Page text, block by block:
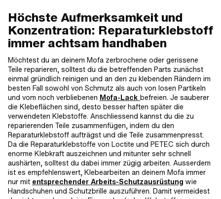
Höchste Aufmerksamkeit und
Konzentration: Reparaturklebstoff
immer achtsam handhaben
Möchtest du an deinem Mofa zerbrochene oder gerissene
Teile reparieren, solltest du die betreffenden Parts zunächst
einmal gründlich reinigen und an den zu klebenden Rändern im
besten Fall sowohl von Schmutz als auch von losen Partikeln
und vom noch verbliebenen Mofa-Lack befreien. Je sauberer
die Klebeflächen sind, desto besser haften später die
verwendeten Klebstoffe. Anschliessend kannst du die zu
reparierenden Teile zusammenfügen, indem du den
Reparaturklebstoff aufträgst und die Teile zusammenpresst.
Da die Reparaturklebstoffe von Loctite und PETEC sich durch
enorme Klebkraft auszeichnen und mitunter sehr schnell
aushärten, solltest du dabei immer zügig arbeiten. Ausserdem
ist es empfehlenswert, Klebearbeiten an deinem Mofa immer
nur mit entsprechender Arbeits-Schutzausrüstung wie
Handschuhen und Schutzbrille auszuführen. Damit vermeidest